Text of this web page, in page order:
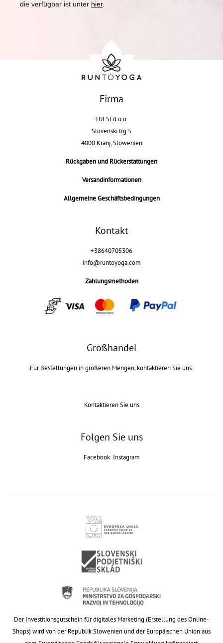
die verfügbar ist unter hier.
Firma
TULSI d.o.o.
Slovenski trg 5
4000 Kranj, Slowenien
Rückgaben und Rückerstattungen
Versandinformationen
Allgemeine Geschäftsbedingungen
Kontakt
+38640705306
info@runtoyoga.com
Zahlungsmethoden
Großhandel
Für Bestellungen in größeren Mengen, kontaktieren Sie uns.
Kontaktieren Sie uns
Folgen Sie uns
Facebook Instagram
Der Investitionsgutschein für digitales Marketing (Erstellung des Online-
Shops) wird von der Republik Slowenien und der Europäischen Union aus